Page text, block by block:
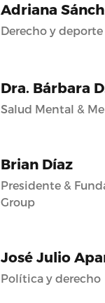
Adriana
Derecho y deporte
Dra. Bárbara
Salud Mental &
Brian Díaz
Presidente &
Group
José Julio
Política y derecho